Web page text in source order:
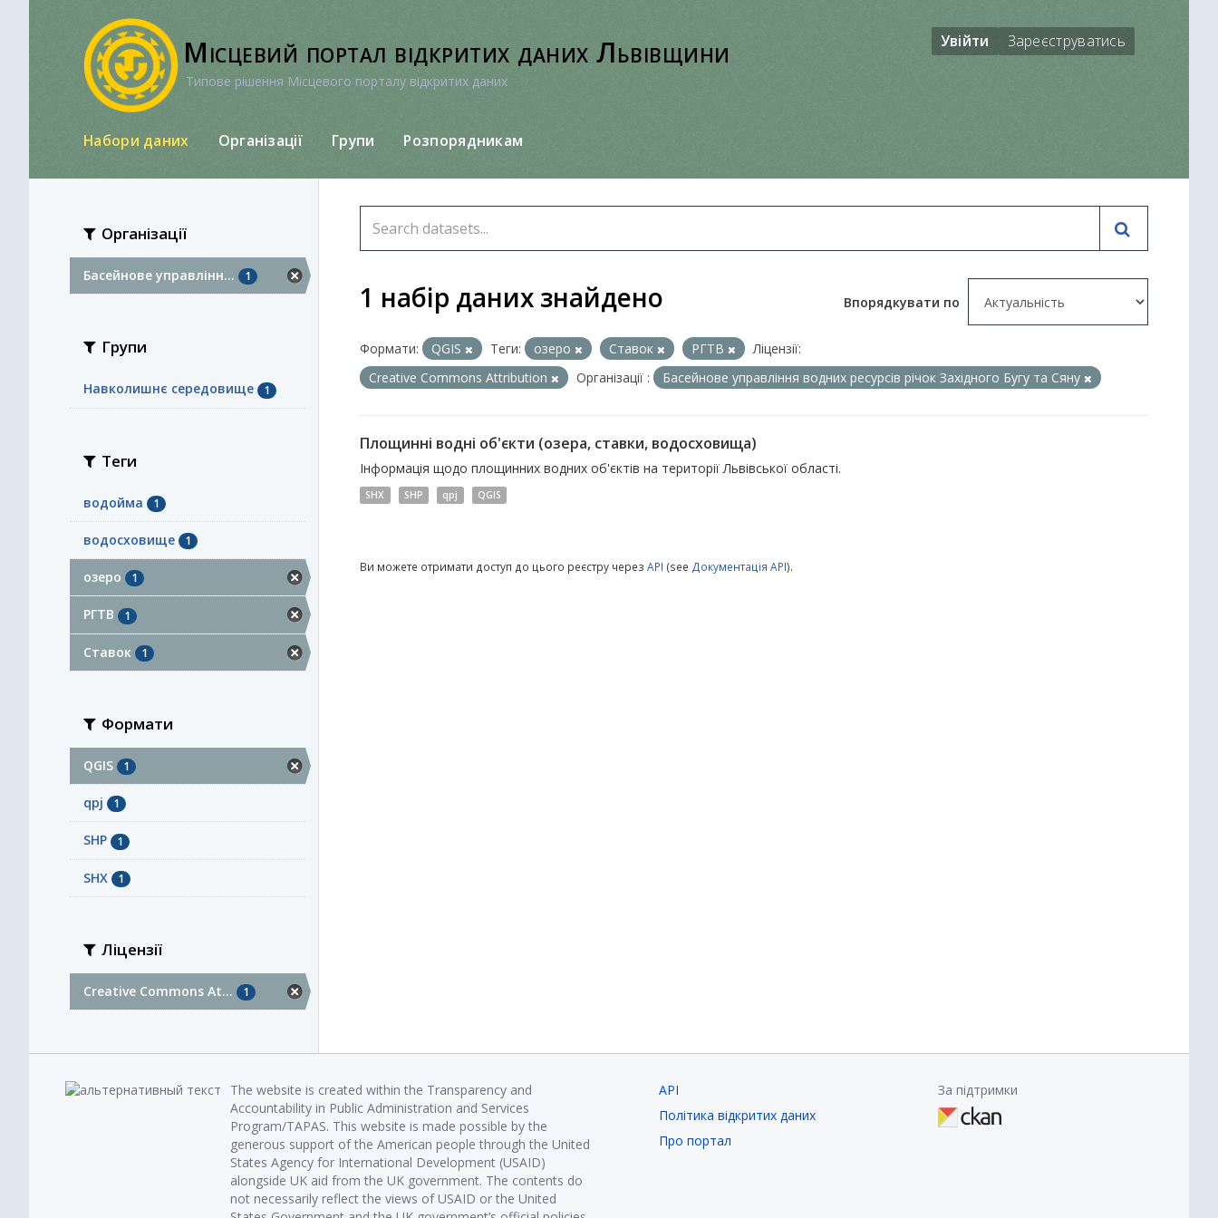
Місцевий портал відкритих даних Львівщини
Типове рішення Місцевого порталу відкритих даних
Увійти Зареєструватись
Набори даних Організації Групи Розпорядникам
Організації
Басейнове управлінн... 1
Групи
Навколишнє середовище 1
Теги
водойма 1
водосховище 1
озеро 1
РГТВ 1
Ставок 1
Формати
QGIS 1
qpj 1
SHP 1
SHX 1
Ліцензії
Creative Commons At... 1
Впорядкувати по
1 набір даних знайдено
Формати: QGIS Теги: озеро Ставок РГТВ
Ліцензії:
Creative Commons Attribution
Організації : Басейнове управління водних ресурсів річок Західного Бугу та Сяну
Площинні водні об'єкти (озера, ставки, водосховища)
Інформація щодо площинних водних об'єктів на території Львівської області.
SHX SHP qpj QGIS
Ви можете отримати доступ до цього реєстру через API (see Документація API).
The website is created within the Transparency and
Accountability in Public Administration and Services
Program/TAPAS. This website is made possible by the
generous support of the American people through the United
States Agency for International Development (USAID)
alongside UK aid from the UK government. The contents do
not necessarily reflect the views of USAID or the United
API
Політика відкритих даних
Про портал
За підтримки